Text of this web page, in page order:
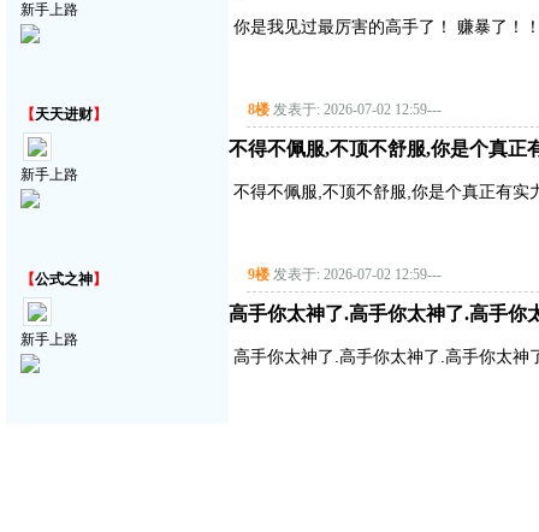
新手上路
你是我见过最厉害的高手了！ 赚暴了！
【天天进财】
新手上路
8楼 发表于: 2026-07-02 12:59---
不得不佩服,不顶不舒服,你是个真正
不得不佩服,不顶不舒服,你是个真正有实
【公式之神】
新手上路
9楼 发表于: 2026-07-02 12:59---
高手你太神了.高手你太神了.高手你
高手你太神了.高手你太神了.高手你太神